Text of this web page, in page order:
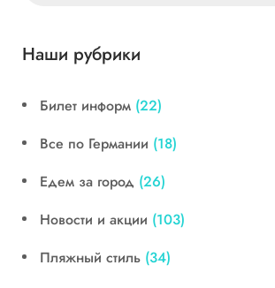
Наши рубрики
Билет информ (22)
Все по Германии (18)
Едем за город (26)
Новости и акции (103)
Пляжный стиль (34)